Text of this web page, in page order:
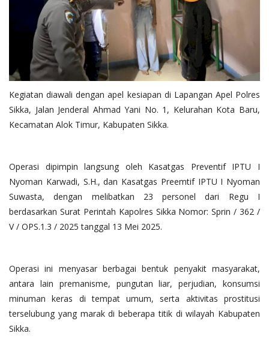
Kegiatan diawali dengan apel kesiapan di Lapangan Apel Polres
Sikka, Jalan Jenderal Ahmad Yani No. 1, Kelurahan Kota Baru,
Kecamatan Alok Timur, Kabupaten Sikka.
Operasi dipimpin langsung oleh Kasatgas Preventif IPTU I
Nyoman Karwadi, S.H., dan Kasatgas Preemtif IPTU I Nyoman
Suwasta, dengan melibatkan 23 personel dari Regu I
berdasarkan Surat Perintah Kapolres Sikka Nomor: Sprin / 362 /
V / OPS.1.3 / 2025 tanggal 13 Mei 2025.
Operasi ini menyasar berbagai bentuk penyakit masyarakat,
antara lain premanisme, pungutan liar, perjudian, konsumsi
minuman keras di tempat umum, serta aktivitas prostitusi
terselubung yang marak di beberapa titik di wilayah Kabupaten
Sikka.